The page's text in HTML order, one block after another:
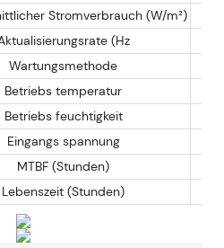
Stromverbrauch (W/m²)
(Hz
Wartungsmethode
Betriebs temperatur
Betriebs feuchtigkeit
Eingangs spannung
MTBF (Stunden)
Lebenszeit (Stunden)